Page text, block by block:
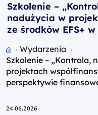
Szkolenie –
nadużycia w
ze środków EFS+
Przejdź do strony
Wydarzenia
Szkolenie – „Kontrola,
projektach
perspektywie
24.06.2026